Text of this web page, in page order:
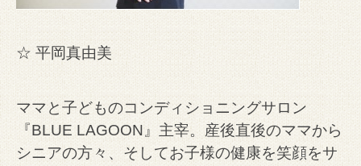
☆ 平岡真由美
ママと子どものコンディショニングサロン
『BLUE LAGOON』主宰。 産後直後のママから
シニアの方々、そしてお子様の健康を笑顔をサ